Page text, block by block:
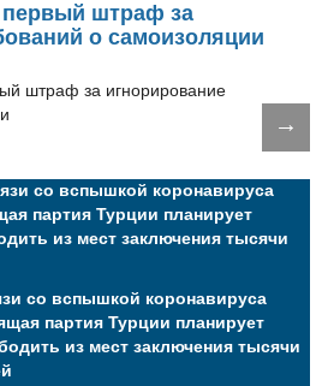
штраф за
о самоизоляции
→
со вспышкой коронавируса
партия Турции планирует
из мест заключения тысячи